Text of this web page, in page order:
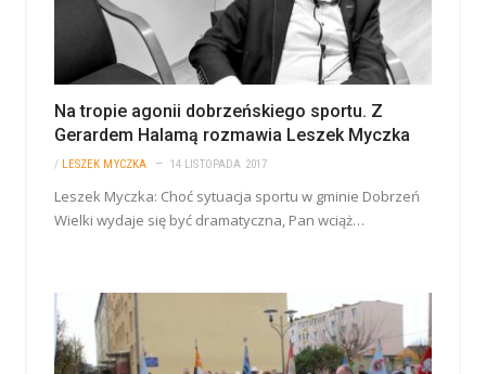
Na tropie agonii dobrzeńskiego sportu. Z
Gerardem Halamą rozmawia Leszek Myczka
/ LESZEK MYCZKA 14 LISTOPADA 2017
Leszek Myczka: Choć sytuacja sportu w gminie Dobrzeń
Wielki wydaje się być dramatyczna, Pan wciąż…